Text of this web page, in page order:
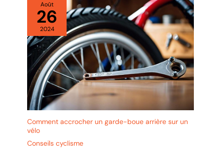
Août
26
2024
Comment accrocher un garde-boue arrière sur un
vélo
Conseils cyclisme